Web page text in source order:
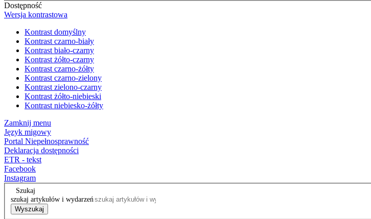
Dostępność
Wersja kontrastowa
Kontrast domyślny
Kontrast czarno-biały
Kontrast biało-czarny
Kontrast żółto-czarny
Kontrast czarno-żółty
Kontrast czarno-zielony
Kontrast zielono-czarny
Kontrast żółto-niebieski
Kontrast niebiesko-żółty
Zamknij menu
Język migowy
Portal Niepełnosprawność
Deklaracja dostępności
ETR - tekst
Facebook
Instagram
Szukaj
szukaj artykułów i wydarzeń
Wyszukaj